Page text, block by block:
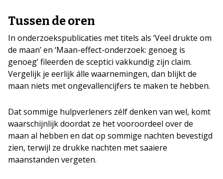
Tussen de oren
In onderzoekspublicaties met titels als ‘Veel drukte om
de maan’ en ‘Maan-effect-onderzoek: genoeg is
genoeg’ fileerden de sceptici vakkundig zijn claim.
Vergelijk je eerlijk álle waarnemingen, dan blijkt de
maan niets met ongevallencijfers te maken te hebben.
Dat sommige hulpverleners zélf denken van wel, komt
waarschijnlijk doordat ze het vooroordeel over de
maan al hebben en dat op sommige nachten bevestigd
zien, terwijl ze drukke nachten met saaiere
maanstanden vergeten.